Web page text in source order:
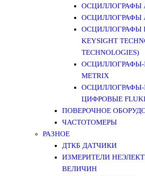
ОСЦИЛЛОГРАФЫ
ОСЦИЛЛОГРАФЫ
ОСЦИЛЛОГРАФЫ
KEYSIGHT
TECHNOLOGIES)
METRIX
ЦИФРОВЫЕ
ПОВЕРОЧНОЕ
ЧАСТОТОМЕРЫ
РАЗНОЕ
ДТКБ ДАТЧИКИ
ИЗМЕРИТЕЛИ
ВЕЛИЧИН